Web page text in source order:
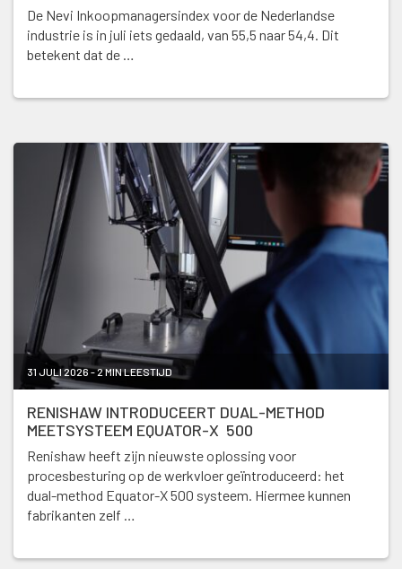
De Nevi Inkoopmanagersindex voor de Nederlandse
industrie is in juli iets gedaald, van 55,5 naar 54,4. Dit
betekent dat de …
31 JULI 2026 - 2 MIN LEESTIJD
RENISHAW INTRODUCEERT DUAL-METHOD
MEETSYSTEEM EQUATOR-X 500
Renishaw heeft zijn nieuwste oplossing voor
procesbesturing op de werkvloer geïntroduceerd: het
dual-method Equator-X 500 systeem. Hiermee kunnen
fabrikanten zelf …